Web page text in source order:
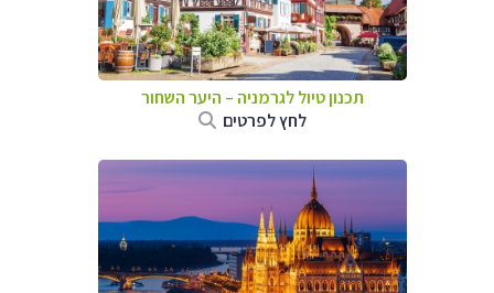
תכנון טיול לגרמניה – היער השחור
לחץ לפרטים